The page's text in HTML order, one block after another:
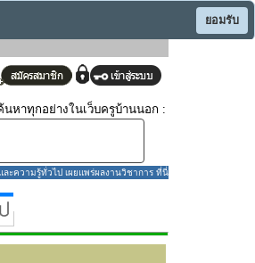
ยอมรับ
นหาทุกอย่างในเว็บครูบ้านนอก :
ะความรู้ทั่วไป เผยแพร่ผลงานวิชาการ ที่นี่